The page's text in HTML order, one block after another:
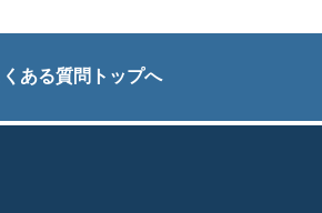
くある質問トップへ